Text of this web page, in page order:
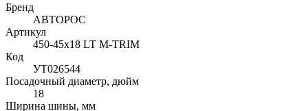
Бренд
АВТОРОС
Артикул
450-45х18 LT M-TRIM
Код
УТ026544
Посадочный диаметр, дюйм
18
Ширина шины, мм